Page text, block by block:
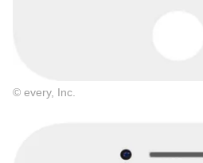
© every, Inc.